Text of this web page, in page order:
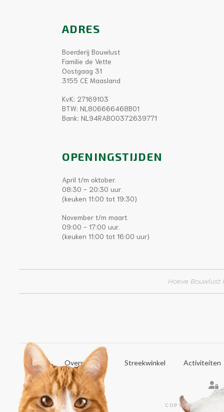
ADRES
Boerderij Bouwlust
Familie de Vette
Oostgaag 31
3155 CE Maasland
KvK: 27169103
BTW: NL806666468B01
Bank: NL94RABO0372639771
OPENINGSTIJDEN
April t/m oktober.
08:30 - 20:30 uur.
(keuken 11:00 tot 19:30)
November t/m maart.
09:00 - 17:00 uur.
(keuken 11:00 tot 16:00 uur)
Hoeve Bouwlust
Home Overnachten Streekwinkel Activiteiten
COPYRIGHT ©